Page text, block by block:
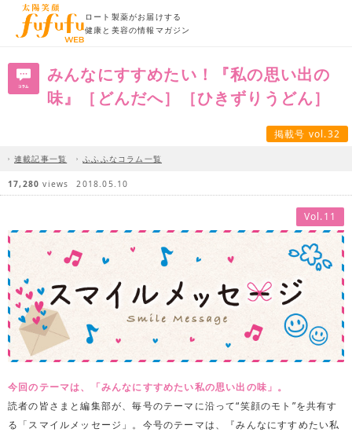
ロート製薬がお届けする
健康と美容の情報マガジン
みんなにすすめたい！『私の思い出の
味』［どんだへ］［ひきずりうどん］
掲載号 vol.32
連載記事一覧 ふふふなコラム一覧
17,280 views 2018.05.10
Vol.11
今回のテーマは、「みんなにすすめたい私の思い出の味」。
読者の皆さまと編集部が、毎号のテーマに沿って“笑顔のモト”を共有す
る「スマイルメッセージ」。今号のテーマは、『みんなにすすめたい私